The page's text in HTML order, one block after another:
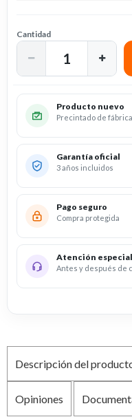
Cantidad
Producto nuevo
Precintado de fábrica
Garantía oficial
3 años incluidos
Pago seguro
Compra protegida
Atención
Antes y después de
Descripción del
Opiniones